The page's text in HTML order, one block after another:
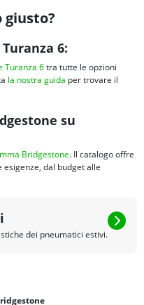
6:
Turanza 6tra tutte le opzioni
la nostra guida per trovare il
su
Bridgestone. Il catalogo offre
dal budget alle
dei pneumatici estivi.